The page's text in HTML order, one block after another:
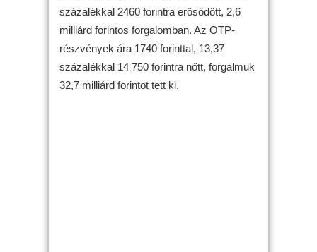
százalékkal 2460 forintra erősödött, 2,6
milliárd forintos forgalomban. Az OTP-
részvények ára 1740 forinttal, 13,37
százalékkal 14 750 forintra nőtt, forgalmuk
32,7 milliárd forintot tett ki.